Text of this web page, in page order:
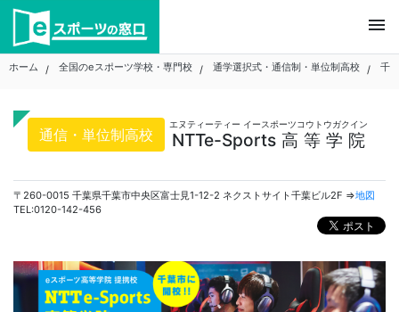
Skip
content
menu
ホーム 全国のeスポーツ学校・専門校 通学選択式・通信制・単位制高校 千
通信・単位制高校 NTTe-Sports高等学院
エヌティーティー イースポーツコウトウガクイン
〒260-0015 千葉県千葉市中央区富士見1-12-2 ネクストサイト千葉ビル2F ⇒地図
TEL:0120-142-456